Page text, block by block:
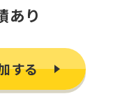
あり
する